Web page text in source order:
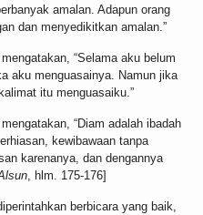
amalan. Adapun orang
dan menyedikitkan amalan.”
“Selama aku belum
aku menguasainya. Namun jika
itu menguasaiku.”
“Diam adalah ibadah
kewibawaan tanpa
karenanya, dan dengannya
, hlm. 175-176]
berbicara yang baik,